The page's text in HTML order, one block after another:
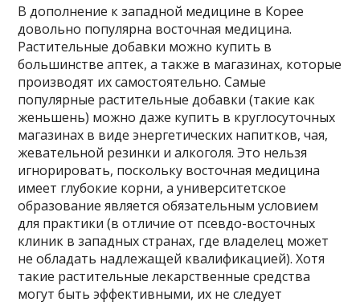
В дополнение к западной медицине в Корее
довольно популярна восточная медицина.
Растительные добавки можно купить в
большинстве аптек, а также в магазинах, которые
производят их самостоятельно. Самые
популярные растительные добавки (такие как
женьшень) можно даже купить в круглосуточных
магазинах в виде энергетических напитков, чая,
жевательной резинки и алкоголя. Это нельзя
игнорировать, поскольку восточная медицина
имеет глубокие корни, а университетское
образование является обязательным условием
для практики (в отличие от псевдо-восточных
клиник в западных странах, где владелец может
не обладать надлежащей квалификацией). Хотя
такие растительные лекарственные средства
могут быть эффективными, их не следует